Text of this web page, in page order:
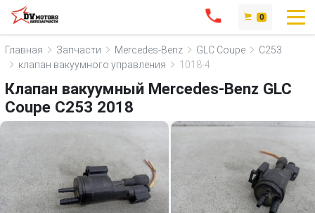
0
Главная Запчасти Mercedes-Benz GLC Coupe
C253
клапан вакуумного управления
1018-4
Клапан вакуумный Mercedes-Benz GLC
Coupe C253 2018